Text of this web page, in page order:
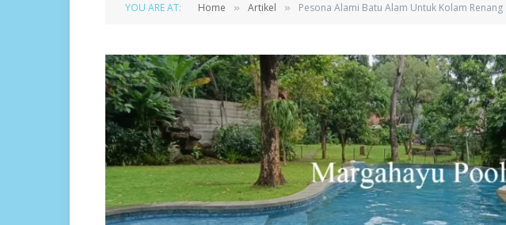
YOU ARE AT: Home » Artikel » Pesona Alami Batu Alam Untuk Kolam Renang